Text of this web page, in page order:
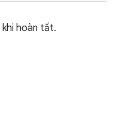
hoàn tất.